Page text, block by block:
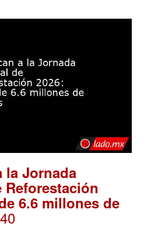
la Jornada
Reforestación
6.6 millones de